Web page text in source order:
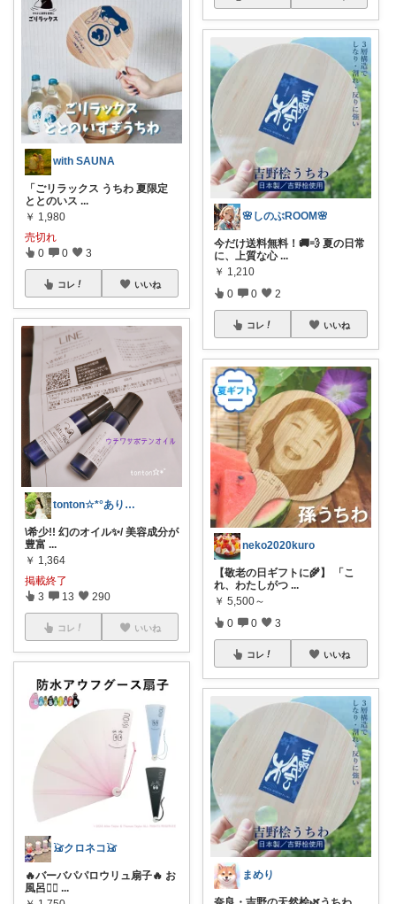
with SAUNA
「ごリラックス うちわ 夏限定
ととのいス ...
￥ 1,980
売切れ
0 0 3
コレ いいね
tonton☆*°ありがとうございます♡
\希少!! 幻のオイル✨/ 美容成分が
豊富 ...
￥ 1,364
掲載終了
3 13 290
コレ いいね
𓃠クロネコ𓃠
🔥バーバパパロウリュ扇子🔥 お
風呂🧖‍♀ ...
🌸しのぶROOM🌸
今だけ送料無料！🚚💨 夏の日常
に、上質な心 ...
￥ 1,210
0 0 2
コレ いいね
neko2020kuro
【敬老の日ギフトに🌾】 「こ
れ、わたしがつ ...
￥ 5,500～
0 0 3
コレ いいね
まめり